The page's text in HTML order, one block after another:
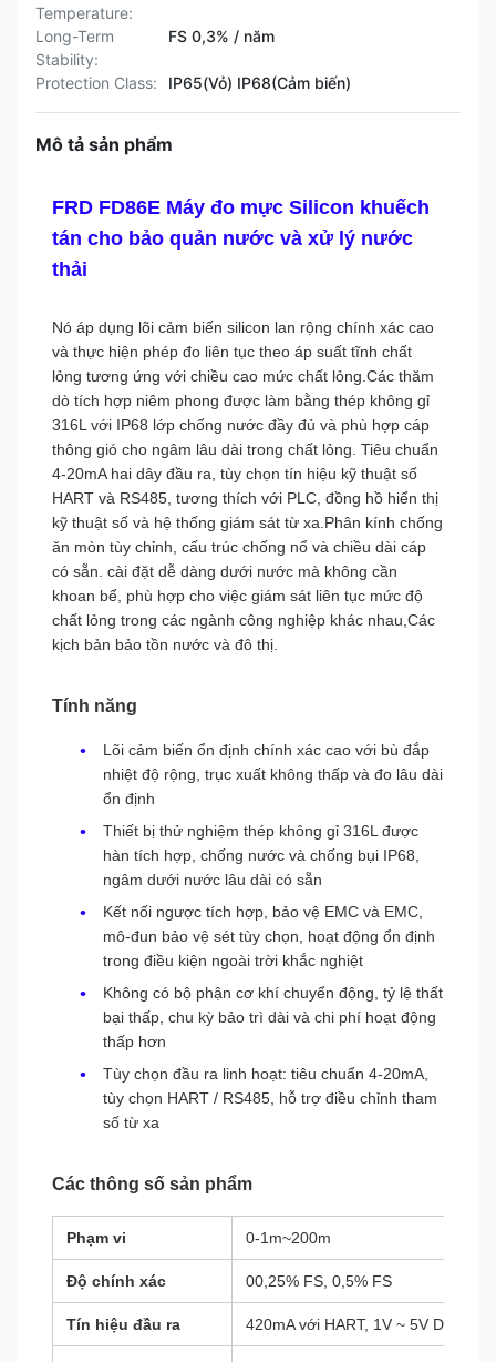
Temperature:
Long-Term
Stability:
FS 0,3% / năm
Protection Class: IP65(Vỏ) IP68(Cảm biến)
Mô tả sản phẩm
FRD FD86E Máy đo mực Silicon khuếch
tán cho bảo quản nước và xử lý nước
thải
Nó áp dụng lõi cảm biến silicon lan rộng chính xác cao
và thực hiện phép đo liên tục theo áp suất tĩnh chất
lỏng tương ứng với chiều cao mức chất lỏng.Các thăm
dò tích hợp niêm phong được làm bằng thép không gỉ
316L với IP68 lớp chống nước đầy đủ và phù hợp cáp
thông gió cho ngâm lâu dài trong chất lỏng. Tiêu chuẩn
4-20mA hai dây đầu ra, tùy chọn tín hiệu kỹ thuật số
HART và RS485, tương thích với PLC, đồng hồ hiển thị
kỹ thuật số và hệ thống giám sát từ xa.Phân kính chống
ăn mòn tùy chỉnh, cấu trúc chống nổ và chiều dài cáp
có sẵn. cài đặt dễ dàng dưới nước mà không cần
khoan bể, phù hợp cho việc giám sát liên tục mức độ
chất lỏng trong các ngành công nghiệp khác nhau,Các
kịch bản bảo tồn nước và đô thị.
Tính năng
Lõi cảm biến ổn định chính xác cao với bù đắp
nhiệt độ rộng, trục xuất không thấp và đo lâu dài
ổn định
Thiết bị thử nghiệm thép không gỉ 316L được
hàn tích hợp, chống nước và chống bụi IP68,
ngâm dưới nước lâu dài có sẵn
Kết nối ngược tích hợp, bảo vệ EMC và EMC,
mô-đun bảo vệ sét tùy chọn, hoạt động ổn định
trong điều kiện ngoài trời khắc nghiệt
Không có bộ phận cơ khí chuyển động, tỷ lệ thất
bại thấp, chu kỳ bảo trì dài và chi phí hoạt động
thấp hơn
Tùy chọn đầu ra linh hoạt: tiêu chuẩn 4-20mA,
tùy chọn HART / RS485, hỗ trợ điều chỉnh tham
số từ xa
Các thông số sản phẩm
Phạm vi 0-1m~200m
Độ chính xác 00,25% FS, 0,5% FS
Tín hiệu đầu ra 420mA với HART, 1V ~ 5V DC,